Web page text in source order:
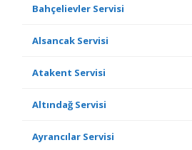
Bahçelievler Servisi
Alsancak Servisi
Atakent Servisi
Altındağ Servisi
Ayrancılar Servisi